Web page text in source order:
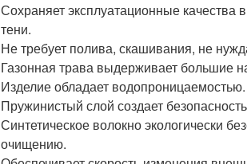
Сохраняет эксплуатационные качества
тени.
Не требует полива, скашивания, не
Газонная трава выдерживает большие
Изделие обладает
Пружинистый слой создает
Синтетическое волокно экологически
очищению.